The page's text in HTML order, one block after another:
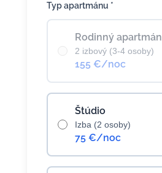
Typ apartmánu *
Rodinný apartmán
2 izbový (3-4 osoby)
155 €/noc
Štúdio
Izba (2 osoby)
75 €/noc